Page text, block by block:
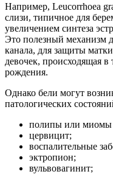
Например, Leucorrhoea
слизи, типичное для
увеличением синтеза
Это полезный механизм
канала, для защиты
девочек, происходящая в
рождения.
Однако бели могут
патологических
полипы или миомы
цервицит;
воспалительные
эктропион;
вульвовагинит;